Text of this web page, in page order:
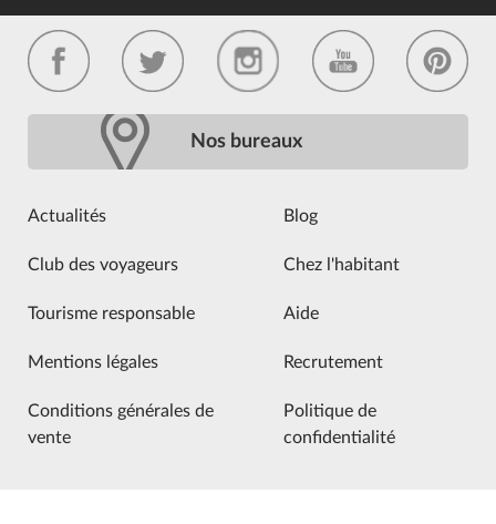
Nos bureaux
Actualités Blog
Club des voyageurs Chez l'habitant
Tourisme responsable Aide
Mentions légales Recrutement
Conditions générales de
vente
Politique de
confidentialité